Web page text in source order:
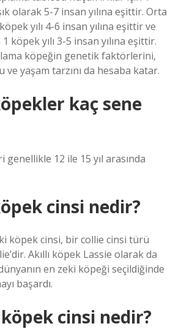
olarak 5-7 insan yılına eşittir. Orta
yılı 4-6 insan yılına eşittir ve
köpek yılı 3-5 insan yılına eşittir.
köpeğin genetik faktörlerini,
ve yaşam tarzını da hesaba katar.
kaç sene
12 ile 15 yıl arasında
cinsi nedir?
köpek cinsi, bir collie cinsi türü
Akıllı köpek Lassie olarak da
en zeki köpeği seçildiğinde
başardı.
köpek cinsi nedir?